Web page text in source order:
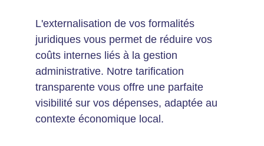
L'externalisation de vos formalités
juridiques vous permet de réduire vos
coûts internes liés à la gestion
administrative. Notre tarification
transparente vous offre une parfaite
visibilité sur vos dépenses, adaptée au
contexte économique local.